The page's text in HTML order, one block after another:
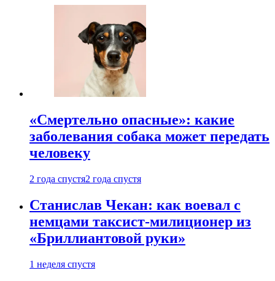
«Смертельно опасные»: какие
заболевания собака может передать
человеку
2 года спустя2 года спустя
Станислав Чекан: как воевал с
немцами таксист-милиционер из
«Бриллиантовой руки»
1 неделя спустя